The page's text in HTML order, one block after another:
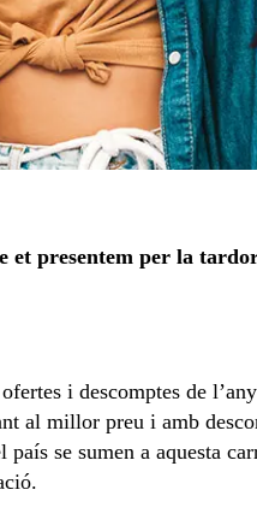
et presentem per la
i descomptes de
al millor preu i amb
se sumen a aquesta